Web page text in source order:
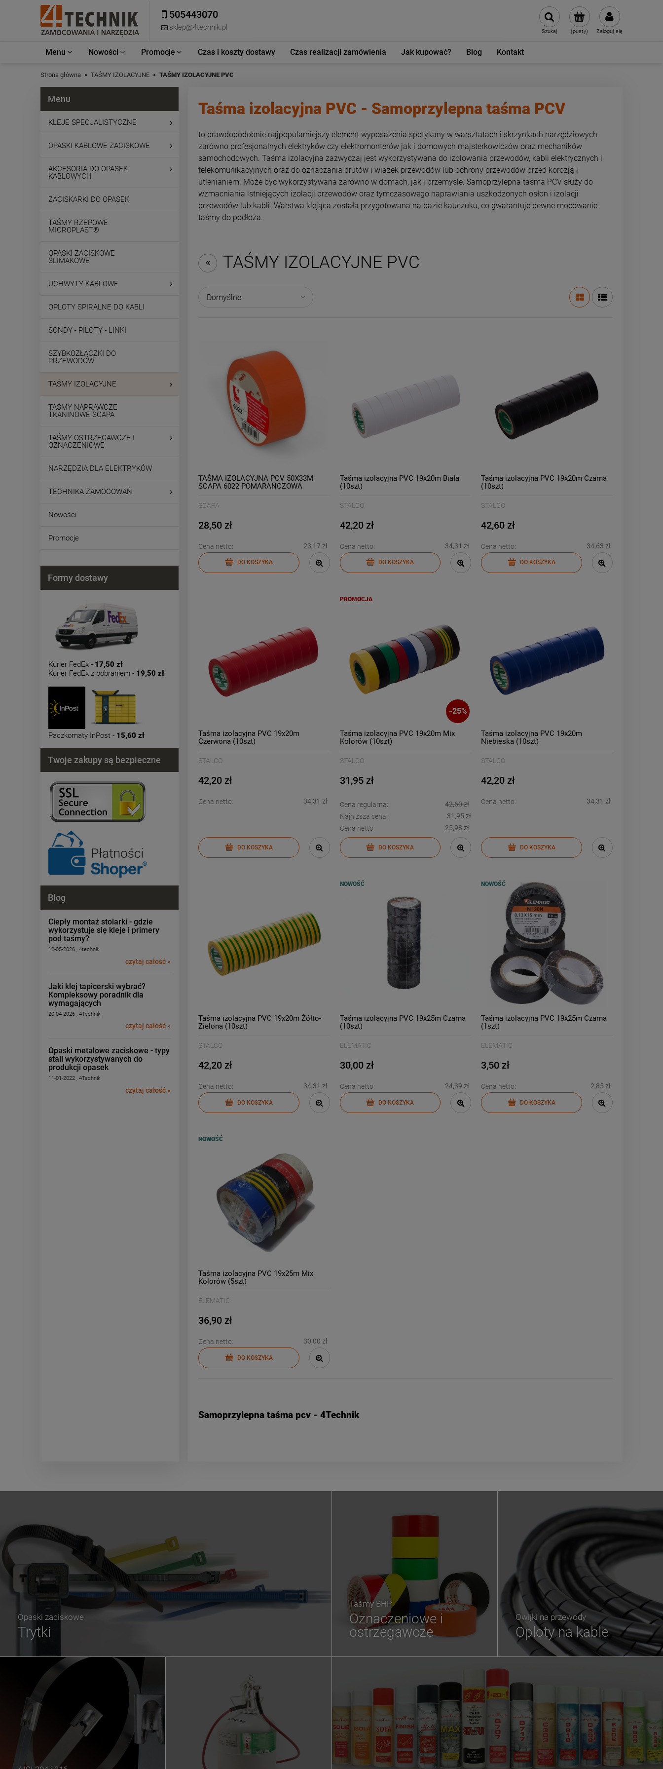
505443070
sklep@4technik.pl (pusty) Zaloguj się
Szukaj
Menu Nowości Promocje Czas i koszty dostawy Czas realizacji zamówienia Jak kupować? Blog Kontakt
Strona główna TAŚMY IZOLACYJNE TAŚMY IZOLACYJNE PVC
Menu
KLEJE SPECJALISTYCZNE
OPASKI KABLOWE ZACISKOWE
AKCESORIA DO OPASEK
KABLOWYCH
ZACISKARKI DO OPASEK
TAŚMY RZEPOWE
MICROPLAST®
OPASKI ZACISKOWE
ŚLIMAKOWE
UCHWYTY KABLOWE
OPLOTY SPIRALNE DO KABLI
SONDY - PILOTY - LINKI
SZYBKOZŁĄCZKI DO
PRZEWODÓW
TAŚMY IZOLACYJNE
TAŚMY NAPRAWCZE
TKANINOWE SCAPA
TAŚMY OSTRZEGAWCZE I
OZNACZENIOWE
NARZĘDZIA DLA ELEKTRYKÓW
TECHNIKA ZAMOCOWAŃ
Nowości
Promocje
Formy dostawy
Kurier FedEx - 17,50 zł
Kurier FedEx z pobraniem - 19,50 zł
Paczkomaty InPost - 15,60 zł
Twoje zakupy są bezpieczne
Blog
Ciepły montaż stolarki - gdzie
wykorzystuje się kleje i primery
pod taśmy?
12-05-2026 , 4technik
czytaj całość »
Jaki klej tapicerski wybrać?
Kompleksowy poradnik dla
wymagających
20-04-2026 , 4Technik
czytaj całość »
Opaski metalowe zaciskowe - typy
stali wykorzystywanych do
produkcji opasek
11-01-2022 , 4Technik
czytaj całość »
Taśma izolacyjna PVC - Samoprzylepna taśma PCV
to prawdopodobnie najpopularniejszy element wyposażenia spotykany w warsztatach i skrzynkach narzędziowych
zarówno profesjonalnych elektryków czy elektromonterów jak i domowych majsterkowiczów oraz mechaników
samochodowych. Taśma izolacyjna zazwyczaj jest wykorzystywana do izolowania przewodów, kabli elektrycznych i
telekomunikacyjnych oraz do oznaczania drutów i wiązek przewodów lub ochrony przewodów przed korozją i
utlenianiem. Może być wykorzystywana zarówno w domach, jak i przemyśle. Samoprzylepna taśma PCV służy do
wzmacniania istniejących izolacji przewodów oraz tymczasowego naprawiania uszkodzonych osłon i izolacji
przewodów lub kabli. Warstwa klejąca została przygotowana na bazie kauczuku, co gwarantuje pewne mocowanie
taśmy do podłoża.
TAŚMY IZOLACYJNE PVC
TAŚMA IZOLACYJNA PCV 50X33M
SCAPA 6022 POMARAŃCZOWA
SCAPA
28,50 zł
Cena netto: 23,17 zł
DO KOSZYKA
Taśma izolacyjna PVC 19x20m Biała
(10szt)
STALCO
42,20 zł
Cena netto: 34,31 zł
DO KOSZYKA
Taśma izolacyjna PVC 19x20m Czarna
(10szt)
STALCO
42,60 zł
Cena netto: 34,63 zł
DO KOSZYKA
Taśma izolacyjna PVC 19x20m
Czerwona (10szt)
STALCO
42,20 zł
Cena netto: 34,31 zł
DO KOSZYKA
-25%
Taśma izolacyjna PVC 19x20m Mix
Kolorów (10szt)
STALCO
31,95 zł
Cena regularna:
42,60 zł
Najniższa cena:
31,95 zł
Cena netto:
25,98 zł
DO KOSZYKA
PROMOCJA
Taśma izolacyjna PVC 19x20m
Niebieska (10szt)
STALCO
42,20 zł
Cena netto: 34,31 zł
DO KOSZYKA
Taśma izolacyjna PVC 19x20m Żółto-
Zielona (10szt)
STALCO
42,20 zł
Cena netto: 34,31 zł
DO KOSZYKA
Taśma izolacyjna PVC 19x25m Czarna
(10szt)
ELEMATIC
30,00 zł
Cena netto: 24,39 zł
DO KOSZYKA
NOWOŚĆ
Taśma izolacyjna PVC 19x25m Czarna
(1szt)
ELEMATIC
3,50 zł
Cena netto: 2,85 zł
DO KOSZYKA
NOWOŚĆ
Taśma izolacyjna PVC 19x25m Mix
Kolorów (5szt)
ELEMATIC
36,90 zł
Cena netto: 30,00 zł
DO KOSZYKA
NOWOŚĆ
Samoprzylepna taśma pcv - 4Technik
Opaski zaciskowe
Trytki
Taśmy BHP
Oznaczeniowe i
ostrzegawcze
Owijki na przewody
Oploty na kable